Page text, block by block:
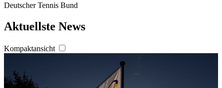
Deutscher Tennis Bund
Aktuellste News
Kompaktansicht